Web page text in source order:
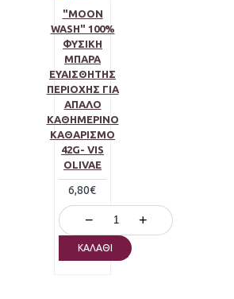
"MOON
WASH" 100%
ΦΥΣΙΚΉ
ΜΠΆΡΑ
ΕΥΑΊΣΘΗΤΗΣ
ΠΕΡΙΟΧΉΣ ΓΙΑ
ΑΠΑΛΌ
ΚΑΘΗΜΕΡΙΝΌ
ΚΑΘΑΡΙΣΜΌ
42G- VIS
OLIVAE
6,80€
− +
ΚΑΛΆΘΙ